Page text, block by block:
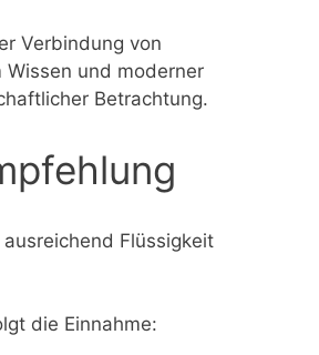
Verbindung von
und moderner
Betrachtung.
Flüssigkeit
die Einnahme: